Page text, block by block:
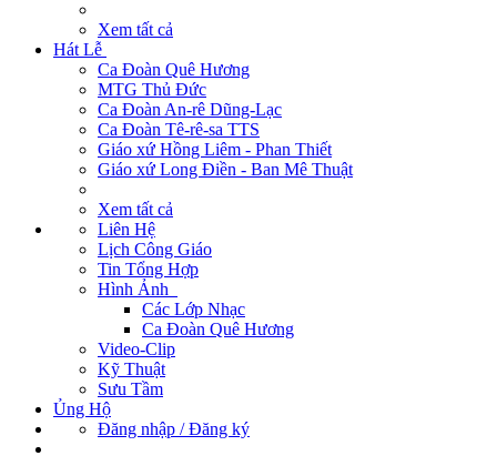
Xem tất cả
Hát Lễ
Ca Đoàn Quê Hương
MTG Thủ Đức
Ca Đoàn An-rê Dũng-Lạc
Ca Đoàn Tê-rê-sa TTS
Giáo xứ Hồng Liêm - Phan Thiết
Giáo xứ Long Điền - Ban Mê Thuật
Xem tất cả
Liên Hệ
Lịch Công Giáo
Tin Tổng Hợp
Hình Ảnh
Các Lớp Nhạc
Ca Đoàn Quê Hương
Video-Clip
Kỹ Thuật
Sưu Tầm
Ủng Hộ
Đăng nhập / Đăng ký